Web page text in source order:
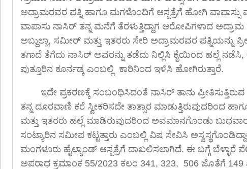
ಅದ್ರಾಮರವರ ಪತ್ನಿ ಹಾಗೂ ಮಗಳೊಂದಿಗೆ ಆಸ್ಪತ್ರೆಗೆ ಹೋಗಿ ವಾಪಾಸ್ಸು
ವಾಪಾಸು ನಾಸಿರ್ ತನ್ನ ಮನೆಗೆ ತೆರಳುತ್ತಿದ್ದಾಗ ಆರೋಪಿಗಳಾದ ಅದ್ರಾಮ
ಅಬ್ದುಲ್ಲಾ, ಸಮೀರ್ ಮತ್ತು ಇತರರು ಸೇರಿ ಅದ್ರಾಮರವರ ಪತ್ನಿಯನ್ನು
ತಗಾದೆ ತೆಗೆದು ನಾಸಿರ್ ಅವರನ್ನು ತಡೆದು ನಿಲ್ಲಿಸಿ ಕೈಯಿಂದ ಹಲ್ಲೆ
ಪುತ್ತೂರಿನ ಕೂರ್ನಡ್ಕ ಎಂಬಲ್ಲಿ ಕಾರಿನಿಂದ ಇಳಿಸಿ ಹೋಗಿರುತ್ತಾರೆ.
ಇದೇ ಪ್ರಕರಣಕ್ಕೆ ಸಂಬಂಧಿಸಿದಂತೆ ನಾಸಿರ್ ತಾನು
ತನ್ನ ದೂರವಾಣಿ ಕರೆ ಸ್ವೀಕರಿಸದೇ ತಾತ್ಸಾರ ಮಾಡುತ್ತಿರುವುದರಿಂದ
ಮತ್ತು ಇತರರು ಹಲ್ಲೆ ಮಾಡಿರುವುದರಿಂದ ಅವಮಾನಗೊಂಡು ಬುಧವಾರ
ಸಂಟ್ಯಾರಿನ ಸಮೀಪ ಕಟ್ಟತ್ತಾರು ಎಂಬಲ್ಲಿ ವಿಷ ಸೇವಿಸಿ
ಮಂಗಳೂರು ಹೈಲ್ಯಾಂಡ್ ಆಸ್ಪತ್ರೆಗೆ ದಾಖಲಿಸಲಾಗಿದೆ. ಈ ಬಗ್ಗೆ ಬೆಳ್ಳಾರೆ
ಅಪರಾಧ ಕ್ರಮಾಂಕ 55/2023 ಕಲಂ 341, 323, 506 ಜೊತೆಗೆ